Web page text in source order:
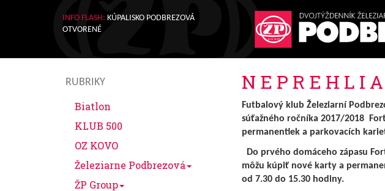
INFO FLASH: KÚPALISKO PODBREZOVÁ
OTVORENÉ
RUBRIKY
Biatlon
KLUB 500
OZ KOVO
Železiarne Podbrezová
ŽP Group
N E P R E H L I
Futbalový klub Železiarní
súťažného ročníka 2017/2018
permanentiek a parkovacích
Do prvého domáceho zápasu
môžu kúpiť nové karty a
od 7.30 do 15.30 hodiny.